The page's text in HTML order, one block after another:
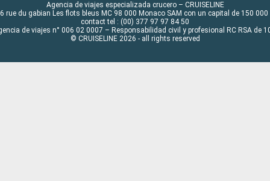
Agencia de viajes especializada crucero – CRUISELINE
rue du gabian Les flots bleus MC 98 000 Monaco SAM con un capital de 150 000
contact tel : (00) 377 97 97 84 50
de viajes n° 006 02 0007 – Responsabilidad civil y profesional RC RSA de
© CRUISELINE 2026 - all rights reserved